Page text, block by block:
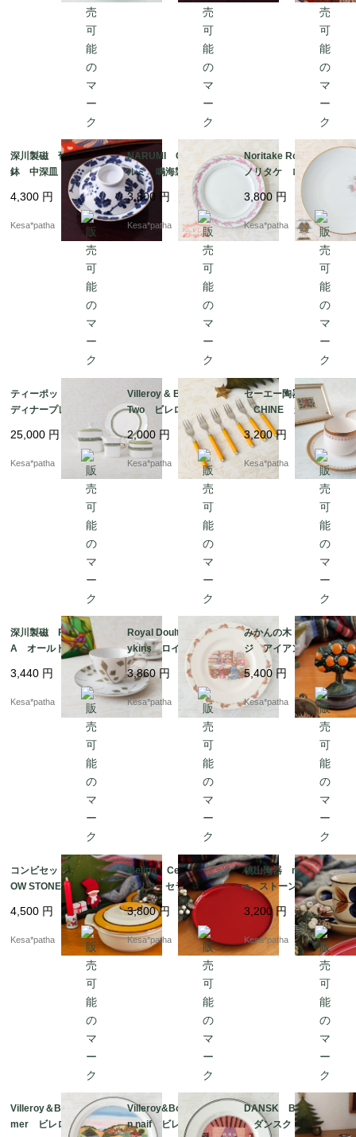
深川製磁 葡萄 蓋付
鉢 中深皿 有田焼
4,300 円
Kesa*patha
NARUMI CHINA ナ
ルミ 鳴海製陶 オー
ルドナルミ ピンク
リーフ プレート ボ
ーンチャイナ ヴィン
テージ 超初期 希
3,800 円
Kesa*patha
Noritake Roseville
ノリタケ ローズビ
ル 薔薇 バラ 27c
m プレート ヴィン
テージ レトロ 日本
3,800 円
Kesa*patha
ティーポットセット＆
ディナープレート2枚
Royal Doulton Rond
elay ロイヤルドルト
ン ロンデレイ ティ
ーポット プレート
廃盤 ヴィンテージ
25,000 円
Kesa*patha
Villeroy & Boch Play
Two ビレロイ＆ボッ
ホ フォーク ヴィン
テージ カトラリー
イエロー イタリア
製 高品質ステンレ
2,000 円
Kesa*patha
セーエー陶器 SEYEI
CHINE カップ＆ソ
ーサー 昭和レトロ
日本
3,200円
Kesa*patha
深川製磁 FUKAGAW
A オールド深川 カ
ップ＆ソーサー 大正
モダン 日本
3,440 円
Kesa*patha
Royal Doulton Bunn
ykins ロイヤルドルト
ン バニキンズ ショ
ッピング プレート
ヴィンテージ イギリ
3,860円
Kesa*patha
みかんの木 オレン
ジ アイアン 鉄製
ツリー オブジェ ミ
ニドアストッパー イ
ンテリア
5,400 円
Kesa*patha
コンビセット RAINB
OW STONE ストーン
ウェア レインボー
キャセロール ココッ
ト プレート 日本
4,500 円
Kesa*patha
Melitta Ceracron
メリタ セラクロン
プレート ヴィンテー
ジ ドイツ
3,800円
Kesa*patha
桃山陶器 momoyam
a ストーンウエア カ
ップ＆ソーサー 昭和
レトロ ヴィンテー
ジ 日本
3,200円
Kesa*patha
Villeroy＆Boch Sum
mer ビレロイ＆ボッ
Villeroy&Boch Desig
n naif ビレロイ＆ボッ
DANSK Brownmist
ダンスク ブラウン